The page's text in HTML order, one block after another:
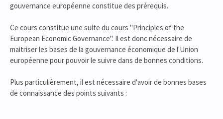
gouvernance européenne constitue des prérequis.
Ce cours constitue une suite du cours "Principles of the
European Economic Governance". Il est donc nécessaire de
maitriser les bases de la gouvernance économique de l'Union
européenne pour pouvoir le suivre dans de bonnes conditions.
Plus particulièrement, il est nécessaire d'avoir de bonnes bases
de connaissance des points suivants :